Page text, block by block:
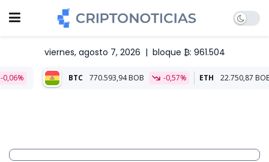
viernes, agosto 7, 2026 | bloque ₿: 961.504
BTC 770.593,94 BOB -0,57% ETH 22.750,87 BOB -0,06%